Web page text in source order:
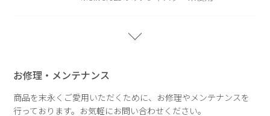
MADE IN JAPAN
お修理・メンテナンス
商品を末永くご愛用いただくために、お修理やメンテナンスを
行っております。お気軽にお問い合わせください。